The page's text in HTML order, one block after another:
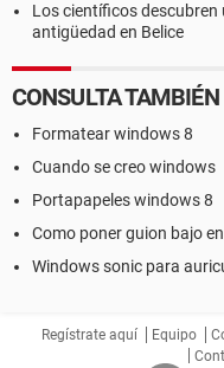
Los científicos descubren
antigüedad en Belice
CONSULTA TAMBIÉN
Formatear windows 8
Cuando se creo windows
Portapapeles windows 8
Como poner guion bajo
Windows sonic para
Regístrate aquí Equipo